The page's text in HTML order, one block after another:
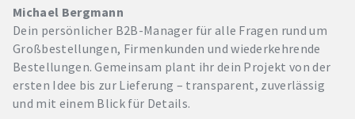
Michael Bergmann
Dein persönlicher B2B-Manager für alle Fragen rund um
Großbestellungen, Firmenkunden und wiederkehrende
Bestellungen. Gemeinsam plant ihr dein Projekt von der
ersten Idee bis zur Lieferung – transparent, zuverlässig
und mit einem Blick für Details.